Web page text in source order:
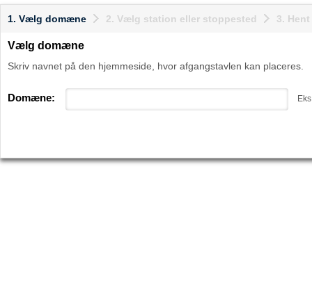
1. Vælg domæne 2. Vælg station eller stoppested 3.
Vælg domæne
Skriv navnet på den hjemmeside, hvor afgangstavlen kan placeres.
Domæne: